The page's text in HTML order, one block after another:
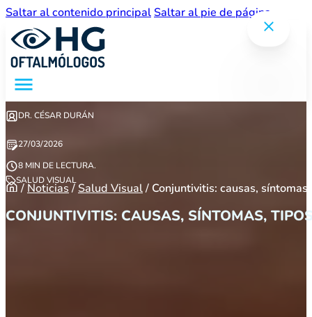
Saltar al contenido principalSaltar al pie de página
DR. CÉSAR DURÁN
27/03/2026
8 MIN DE LECTURA.
SALUD VISUAL
/ Noticias / Salud Visual/ Conjuntivitis: causas,
CONJUNTIVITIS: CAUSAS, SÍNTOMAS,